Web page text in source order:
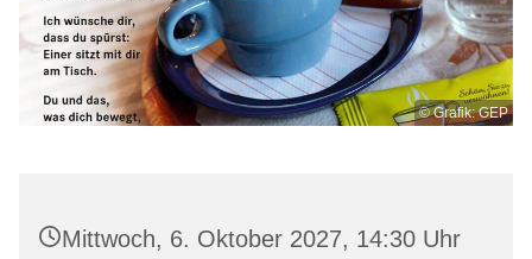
© Grafik: GEP
Mittwoch, 6. Oktober 2027, 14:30 Uhr